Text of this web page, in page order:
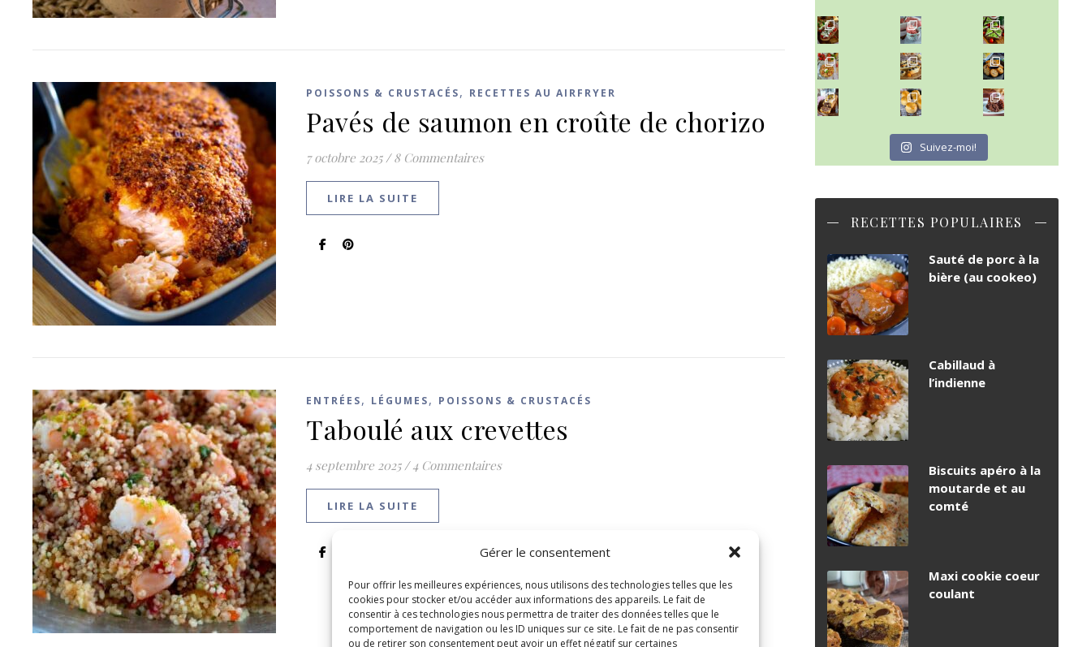
Gérer le consentement
Pour offrir les meilleures expériences, nous utilisons des technologies telles que les
cookies pour stocker et/ou accéder aux informations des appareils. Le fait de
consentir à ces technologies nous permettra de traiter des données telles que le
comportement de navigation ou les ID uniques sur ce site. Le fait de ne pas consentir
ou de retirer son consentement peut avoir un effet négatif sur certaines
POISSONS & CRUSTACÉS, RECETTES AU AIRFRYER
Pavés de saumon en croûte de chorizo
7 octobre 2025 / 8 Commentaires
LIRE LA SUITE
ENTRÉES, LÉGUMES, POISSONS & CRUSTACÉS
Taboulé aux crevettes
4 septembre 2025 / 4 Commentaires
LIRE LA SUITE
~ NICE CREAM À LA FRAISE ~
Presque un mois que
~ SALADE DE PÂTES AUX DEUX TOMATES THON ET BURRA
~ FINANCIERS MYRTILLES ET CITRON ~
Aujourd'hu
~ BUNS MAISON ~
Un peu de boulange par ici au
~ GÂTEAU FONDANT CHOCO NOISETTE ~
C'est lundi
Suivez-moi!
RECETTES POPULAIRES
Sauté de porc à la
bière (au cookeo)
Cabillaud à
l’indienne
Biscuits apéro à la
moutarde et au
comté
Maxi cookie coeur
coulant